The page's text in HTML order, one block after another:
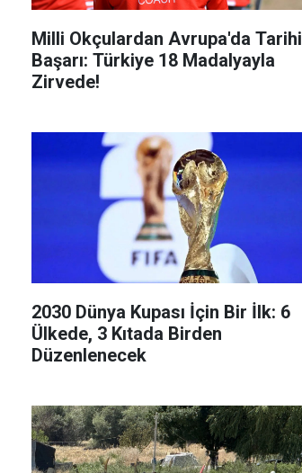
Milli Okçulardan Avrupa'da Tarihi
Başarı: Türkiye 18 Madalyayla
Zirvede!
2030 Dünya Kupası İçin Bir İlk: 6
Ülkede, 3 Kıtada Birden
Düzenlenecek